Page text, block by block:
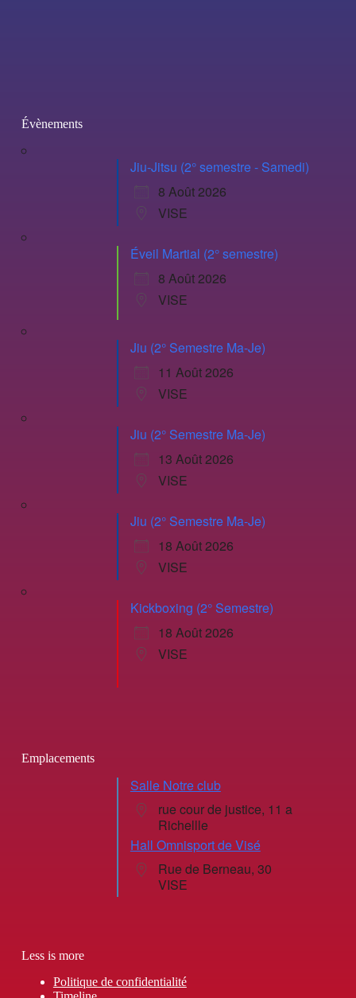
Évènements
Jiu-Jitsu (2° semestre - Samedi)
8 Août 2026
VISE
Éveil Martial (2° semestre)
8 Août 2026
VISE
Jiu (2° Semestre Ma-Je)
11 Août 2026
VISE
Jiu (2° Semestre Ma-Je)
13 Août 2026
VISE
Jiu (2° Semestre Ma-Je)
18 Août 2026
VISE
Kickboxing (2° Semestre)
18 Août 2026
VISE
Emplacements
Salle Notre club
rue cour de justice, 11 a
Richellle
Hall Omnisport de Visé
Rue de Berneau, 30
VISE
Less is more
Politique de confidentialité